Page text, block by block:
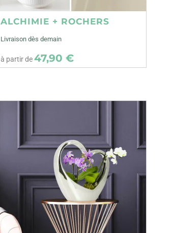
ALCHIMIE + ROCHERS
Livraison dès demain
à partir de47,90 €